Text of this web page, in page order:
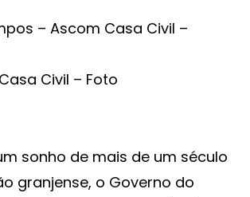
– Ascom Casa Civil –
Civil – Foto
sonho de mais de um século
granjense, o Governo do